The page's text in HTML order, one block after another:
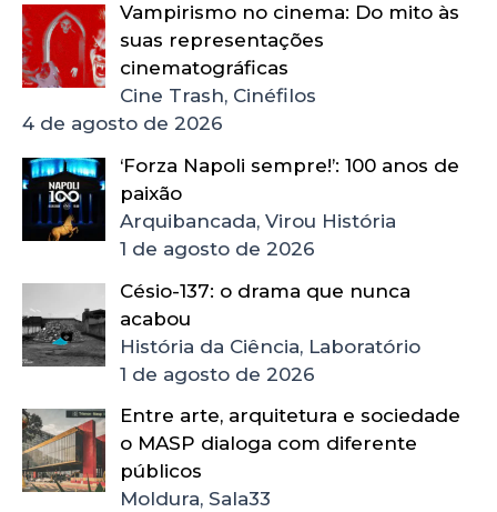
Vampirismo no cinema: Do mito às
suas representações
cinematográficas
Cine Trash, Cinéfilos
4 de agosto de 2026
‘Forza Napoli sempre!’: 100 anos de
paixão
Arquibancada, Virou História
1 de agosto de 2026
Césio-137: o drama que nunca
acabou
História da Ciência, Laboratório
1 de agosto de 2026
Entre arte, arquitetura e sociedade
o MASP dialoga com diferente
públicos
Moldura, Sala33